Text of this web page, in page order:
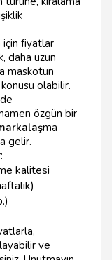
için fiyatlar
daha uzun
maskotun
olabilir.
özgün bir
ma
gelir.
kalitesi
ve